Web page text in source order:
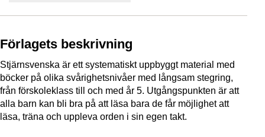
Förlagets beskrivning
Stjärnsvenska är ett systematiskt uppbyggt material med
böcker på olika svårighetsnivåer med långsam stegring,
från förskoleklass till och med år 5. Utgångspunkten är att
alla barn kan bli bra på att läsa bara de får möjlighet att
läsa, träna och uppleva orden i sin egen takt.